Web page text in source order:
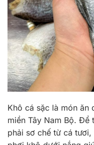
Khô cá sặc là món ăn
miền Tây Nam Bộ.
phải sơ chế từ cá